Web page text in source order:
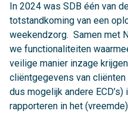
In 2024 was SDB één van
totstandkoming van een
weekendzorg. Samen met
we functionaliteiten
veilige manier inzage
cliëntgegevens van
dus mogelijk andere
rapporteren in het